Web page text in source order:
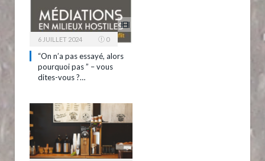
6 JUILLET 2024 0
“On n’a pas essayé, alors
pourquoi pas ” – vous
dites-vous ?…